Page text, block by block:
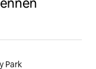
Park